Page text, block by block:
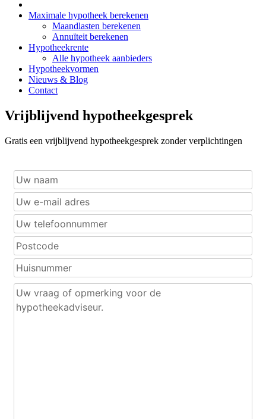
Maximale hypotheek berekenen
Maandlasten berekenen
Annuïteit berekenen
Hypotheekrente
Alle hypotheek aanbieders
Hypotheekvormen
Nieuws & Blog
Contact
Vrijblijvend hypotheekgesprek
Gratis een vrijblijvend hypotheekgesprek zonder verplichtingen